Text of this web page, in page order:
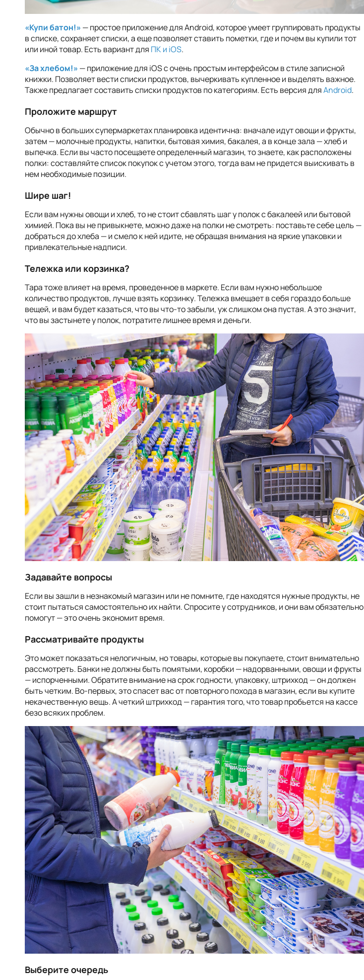
«Купи батон!» — простое приложение для Android, которое умеет группировать продукты
в списке, сохраняет списки, а еще позволяет ставить пометки, где и почем вы купили тот
или иной товар. Есть вариант для ПК и iOS.
«За хлебом!» — приложение для iOS с очень простым интерфейсом в стиле записной
книжки. Позволяет вести списки продуктов, вычеркивать купленное и выделять важное.
Также предлагает составить списки продуктов по категориям. Есть версия дляAndroid.
Проложите маршрут
Обычно в больших супермаркетах планировка идентична: вначале идут овощи и фрукты,
затем — молочные продукты, напитки, бытовая химия, бакалея, а в конце зала — хлеб и
выпечка. Если вы часто посещаете определенный магазин, то знаете, как расположены
полки: составляйте список покупок с учетом этого, тогда вам не придется выискивать в
нем необходимые позиции.
Шире шаг!
Если вам нужны овощи и хлеб, то не стоит сбавлять шаг у полок с бакалеей или бытовой
химией. Пока вы не привыкнете, можно даже на полки не смотреть: поставьте себе цель —
добраться до хлеба — и смело к ней идите, не обращая внимания на яркие упаковки и
привлекательные надписи.
Тележка или корзинка?
Тара тоже влияет на время, проведенное в маркете. Если вам нужно небольшое
количество продуктов, лучше взять корзинку. Тележка вмещает в себя гораздо больше
вещей, и вам будет казаться, что вы что-то забыли, уж слишком она пустая. А это значит,
что вы застынете у полок, потратите лишнее время и деньги.
Задавайте вопросы
Если вы зашли в незнакомый магазин или не помните, где находятся нужные продукты, не
стоит пытаться самостоятельно их найти. Спросите у сотрудников, и они вам обязательно
помогут — это очень экономит время.
Рассматривайте продукты
Это может показаться нелогичным, но товары, которые вы покупаете, стоит внимательно
рассмотреть. Банки не должны быть помятыми, коробки — надорванными, овощи и фрукты
— испорченными. Обратите внимание на срок годности, упаковку, штрихкод — он должен
быть четким. Во-первых, это спасет вас от повторного похода в магазин, если вы купите
некачественную вещь. А четкий штрихкод — гарантия того, что товар пробьется на кассе
безо всяких проблем.
Выберите очередь